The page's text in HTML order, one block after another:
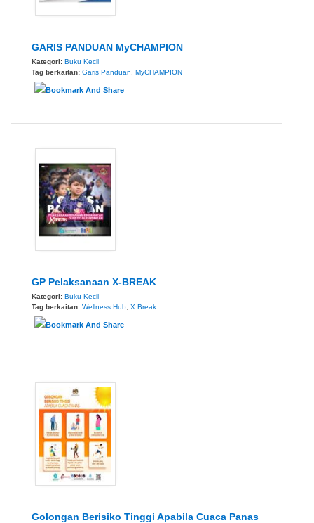
GARIS PANDUAN MyCHAMPION
Kategori: Buku Kecil
Tag berkaitan: Garis Panduan MyCHAMPION
GP Pelaksanaan X-BREAK
Kategori: Buku Kecil
Tag berkaitan: Wellness Hub, X Break
Golongan Berisiko Tinggi Apabila Cuaca Panas